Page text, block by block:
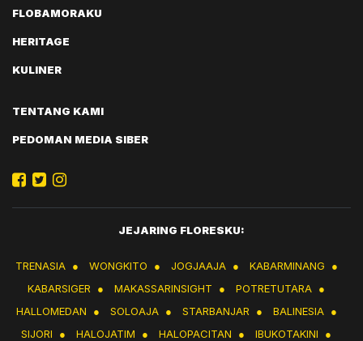
FLOBAMORAKU
HERITAGE
KULINER
TENTANG KAMI
PEDOMAN MEDIA SIBER
JEJARING FLORESKU:
TRENASIA ● WONGKITO ● JOGJAAJA ● KABARMINANG
●
KABARSIGER ● MAKASSARINSIGHT ● POTRETUTARA ●
HALLOMEDAN
● SOLOAJA ● STARBANJAR ● BALINESIA ●
SIJORI
● HALOJATIM ● HALOPACITAN ● IBUKOTAKINI ●